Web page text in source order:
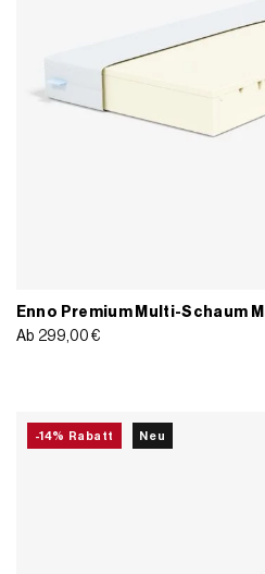
Enno Premium Multi-Schaum
Ab 299,00 €
-14% Rabatt Neu